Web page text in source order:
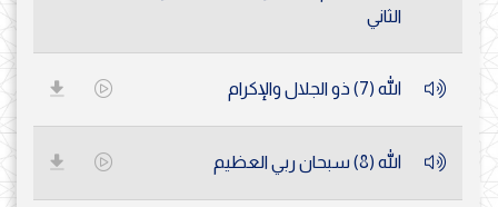
الثاني
الله (7) ذو الجلال والإكرام
الله (8) سبحان ربي العظيم